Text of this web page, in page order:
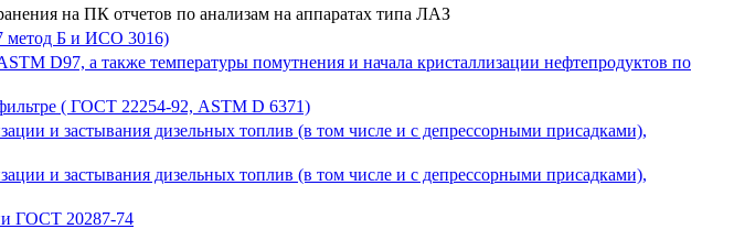
на ПК отчетов по анализам на аппаратах типа ЛАЗ
метод Б и ИСО 3016)
D97, а также температуры помутнения и начала кристаллизации нефтепродуктов по
( ГОСТ 22254-92, ASTM D 6371)
и застывания дизельных топлив (в том числе и с депрессорными присадками),
и застывания дизельных топлив (в том числе и с депрессорными присадками),
ГОСТ 20287-74